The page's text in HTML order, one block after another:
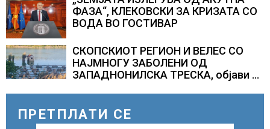
ФАЗА“, КЛЕКОВСКИ ЗА КРИЗАТА СО
ВОДА ВО ГОСТИВАР
СКОПСКИОТ РЕГИОН И ВЕЛЕС СО
НАЈМНОГУ ЗАБОЛЕНИ ОД
ЗАПАДНОНИЛСКА ТРЕСКА, објави
ПРЕТПЛАТИ СЕ